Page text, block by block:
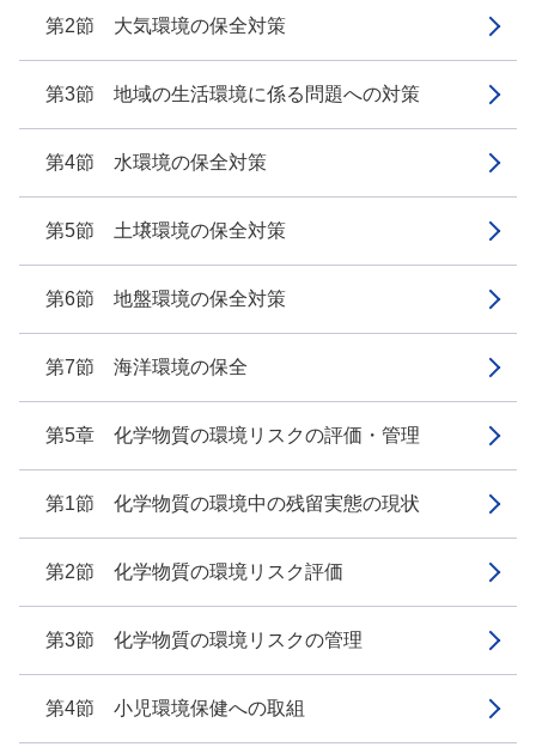
第2節 大気環境の保全対策
第3節 地域の生活環境に係る問題への対策
第4節 水環境の保全対策
第5節 土壌環境の保全対策
第6節 地盤環境の保全対策
第7節 海洋環境の保全
第5章 化学物質の環境リスクの評価・管理
第1節 化学物質の環境中の残留実態の現状
第2節 化学物質の環境リスク評価
第3節 化学物質の環境リスクの管理
第4節 小児環境保健への取組